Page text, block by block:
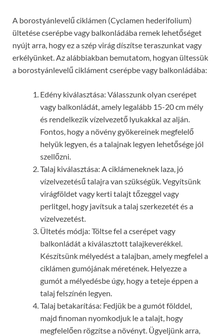
A borostyánlevelű ciklámen (Cyclamen hederifolium)
ültetése cserépbe vagy balkonládába remek lehetőséget
nyújt arra, hogy ez a szép virág díszítse teraszunkat vagy
erkélyünket. Az alábbiakban bemutatom, hogyan ültessük
a borostyánlevelű cikláment cserépbe vagy balkonládába:
Edény kiválasztása: Válasszunk olyan cserépet
vagy balkonládát, amely legalább 15-20 cm mély
és rendelkezik vízelvezető lyukakkal az alján.
Fontos, hogy a növény gyökereinek megfelelő
helyük legyen, és a talajnak legyen lehetősége jól
szellőzni.
Talaj kiválasztása: A ciklámeneknek laza, jó
vízelvezetésű talajra van szükségük. Vegyítsünk
virágföldet vagy kerti talajt tőzeggel vagy
perlitgel, hogy javítsuk a talaj szerkezetét és a
vízelvezetést.
Ültetés módja: Töltse fel a cserépet vagy
balkonládát a kiválasztott talajkeverékkel.
Készítsünk mélyedést a talajban, amely megfelel a
ciklámen gumójának méretének. Helyezze a
gumót a mélyedésbe úgy, hogy a teteje éppen a
talaj felszínén legyen.
Talaj betakarítása: Fedjük be a gumót földdel,
majd finoman nyomkodjuk le a talajt, hogy
megfelelően rögzítse a növényt. Ügyeljünk arra,